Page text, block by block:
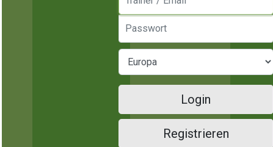
Login
Registrieren